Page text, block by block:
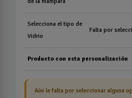
Selecciona el tipo de
Vidrio
Falta por
Producto con esta personalización
Aún le falta por seleccionar alguna